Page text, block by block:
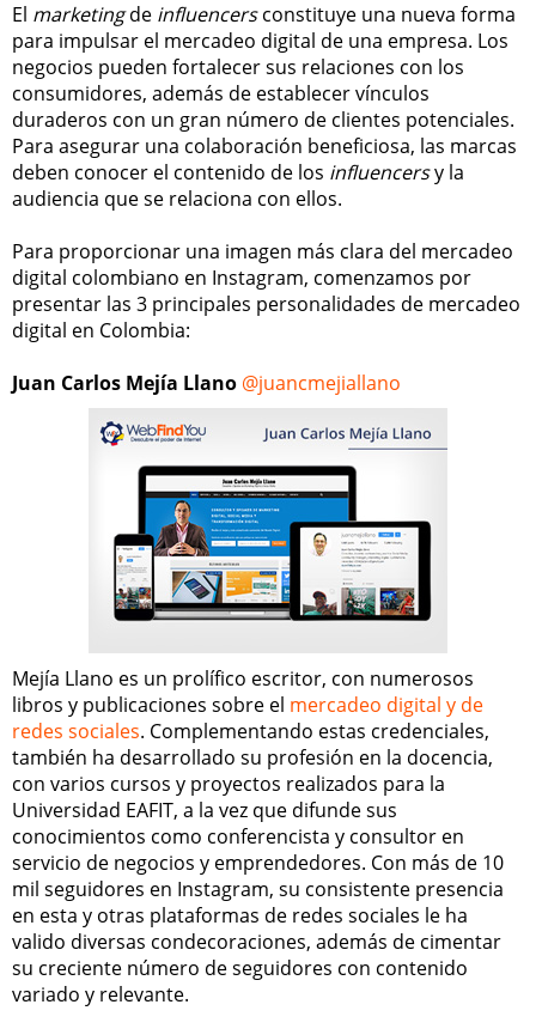
El marketingde influencersconstituye una nueva forma
para impulsar el mercadeo digital de una empresa. Los
negocios pueden fortalecer sus relaciones con los
consumidores, además de establecer vínculos
duraderos con un gran número de clientes potenciales.
Para asegurar una colaboración beneficiosa, las marcas
deben conocer el contenido de los influencersy la
audiencia que se relaciona con ellos.
Para proporcionar una imagen más clara del mercadeo
digital colombiano en Instagram, comenzamos por
presentar las 3 principales personalidades de mercadeo
digital en Colombia:
Juan Carlos Mejía Llano @juancmejiallano
Mejía Llano es un prolífico escritor, con numerosos
libros y publicaciones sobre el mercadeo digital y de
redes sociales. Complementando estas credenciales,
también ha desarrollado su profesión en la docencia,
con varios cursos y proyectos realizados para la
Universidad EAFIT, a la vez que difunde sus
conocimientos como conferencista y consultor en
servicio de negocios y emprendedores. Con más de 10
mil seguidores en Instagram, su consistente presencia
en esta y otras plataformas de redes sociales le ha
valido diversas condecoraciones, además de cimentar
su creciente número de seguidores con contenido
variado y relevante.